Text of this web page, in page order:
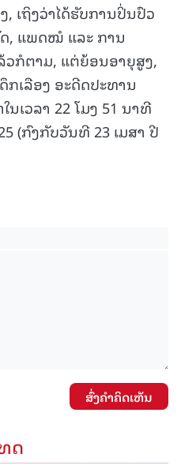
ເຖິງວ່າໄດ້ຮັບການປິ່ນປົວ
, ແພດໝໍ ແລະ ການ
ວກໍຕາມ, ແຕ່ຍ້ອນອາຍຸສູງ,
ເລືອງ ອະດີດປະທານ
ນເວລາ 22 ໂມງ 51 ນາທີ
(ກົງກັບວັນທີ 23 ເມສາ ປີ
ສົ່ງຄໍາຄິດເຫັນ
ດ